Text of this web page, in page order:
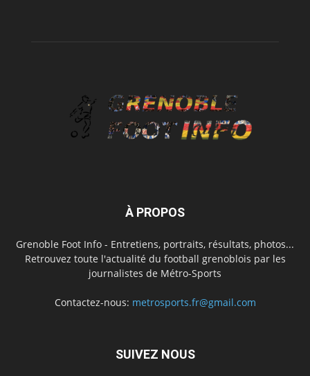
À PROPOS
Grenoble Foot Info - Entretiens, portraits, résultats, photos...
Retrouvez toute l'actualité du football grenoblois par les
journalistes de Métro-Sports
Contactez-nous: metrosports.fr@gmail.com
SUIVEZ NOUS